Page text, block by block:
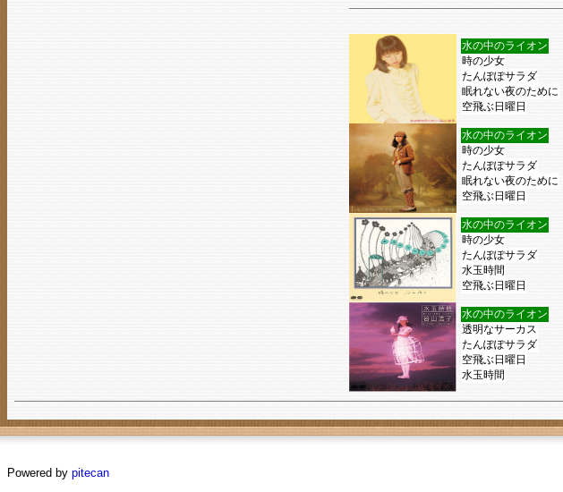
水の中のライオン
時の少女
たんぽぽサラダ
眠れない夜のために
空飛ぶ日曜日
水の中のライオン
時の少女
たんぽぽサラダ
眠れない夜のために
空飛ぶ日曜日
水の中のライオン
時の少女
たんぽぽサラダ
水玉時間
空飛ぶ日曜日
水の中のライオン
透明なサーカス
たんぽぽサラダ
空飛ぶ日曜日
水玉時間
Powered by pitecan